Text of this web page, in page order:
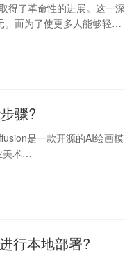
得了革命性的进展。这一深
而为了使更多人能够轻
骤?
是一款开源的AI绘画模
美术…
行本地部署?